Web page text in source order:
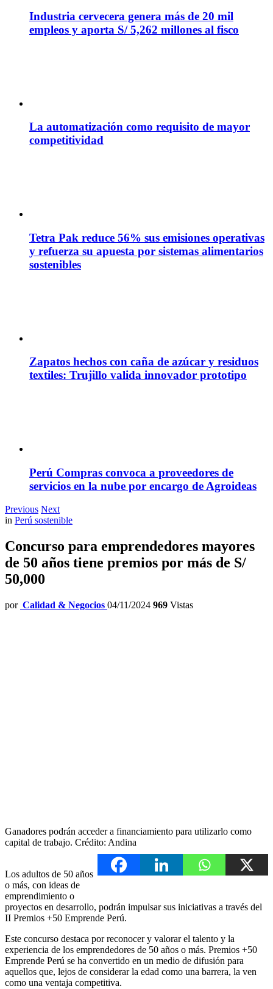
Industria cervecera genera más de 20 mil
empleos y aporta S/ 5,262 millones al fisco
La automatización como requisito de mayor
competitividad
Tetra Pak reduce 56% sus emisiones operativas
y refuerza su apuesta por sistemas alimentarios
sostenibles
Zapatos hechos con caña de azúcar y residuos
textiles: Trujillo valida innovador prototipo
Perú Compras convoca a proveedores de
servicios en la nube por encargo de Agroideas
Previous Next
in Perú sostenible
Concurso para emprendedores mayores
de 50 años tiene premios por más de S/
50,000
por Calidad & Negocios 04/11/2024 969 Vistas
Ganadores podrán acceder a financiamiento para utilizarlo como
capital de trabajo. Crédito: Andina
Los adultos de 50 años
o más, con ideas de
emprendimiento o
proyectos en desarrollo, podrán impulsar sus iniciativas a través del
II Premios +50 Emprende Perú.
Este concurso destaca por reconocer y valorar el talento y la
experiencia de los emprendedores de 50 años o más. Premios +50
Emprende Perú se ha convertido en un medio de difusión para
aquellos que, lejos de considerar la edad como una barrera, la ven
como una ventaja competitiva.